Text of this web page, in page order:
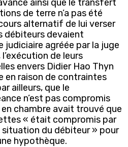
ainsi que le transfert
de terre n’a pas été
alternatif de lui verser
débiteurs devaient
judiciaire agréée par la juge
de leurs
envers Didier Hao Thyn
en raison de contraintes
ailleurs, que le
n’est pas compromis
chambre avait trouvé que
« était compromis par
du débiteur » pour
hypothèque.